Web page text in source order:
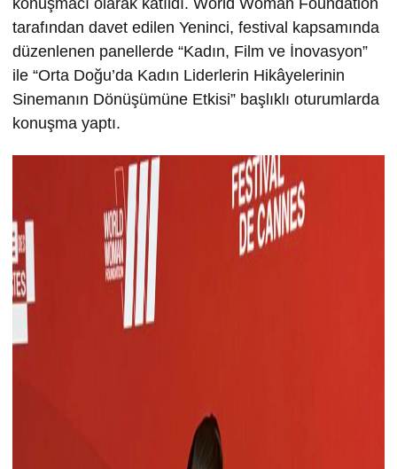
tarafından davet edilen Yeninci, festival kapsamında
düzenlenen panellerde “Kadın, Film ve İnovasyon”
ile “Orta Doğu’da Kadın Liderlerin Hikâyelerinin
Sinemanın Dönüşümüne Etkisi” başlıklı oturumlarda
konuşma yaptı.